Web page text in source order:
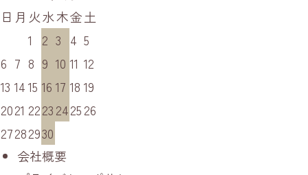
日 月 火水木金土
1
2 3 4 5
6 7 8 9 10 11 12
13 1415 16 17 18 19
2021 2223242526
27282930
会社概要